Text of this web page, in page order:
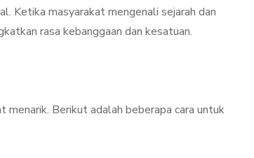
Ketika masyarakat mengenali sejarah dan
rasa kebanggaan dan kesatuan.
Berikut adalah beberapa cara untuk